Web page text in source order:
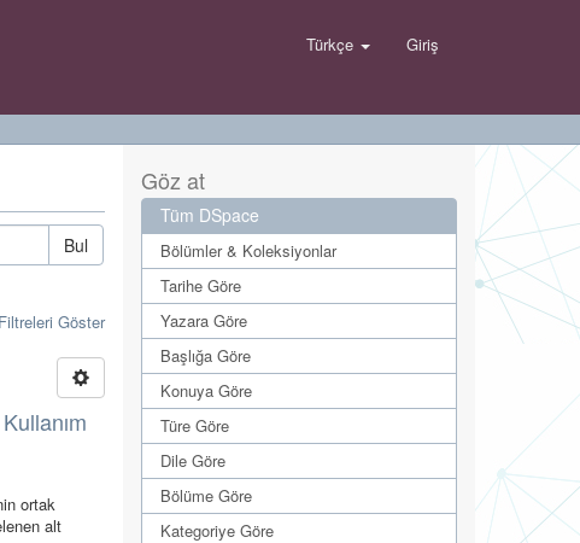
Türkçe Giriş
Bul
Göster
ortak
alt
Göz at
Tüm DSpace
Bölümler & Koleksiyonlar
Tarihe Göre
Yazara Göre
Başlığa Göre
Konuya Göre
Türe Göre
Dile Göre
Bölüme Göre
Kategoriye Göre